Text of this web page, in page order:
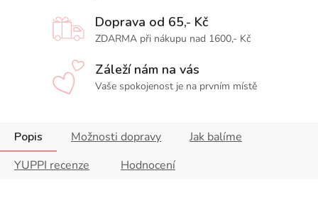
Doprava od 65,- Kč
ZDARMA při nákupu nad 1600,- Kč
Záleží nám na vás
Vaše spokojenost je na prvním místě
Popis Možnosti dopravy
Jak balíme
YUPPI recenze
Hodnocení